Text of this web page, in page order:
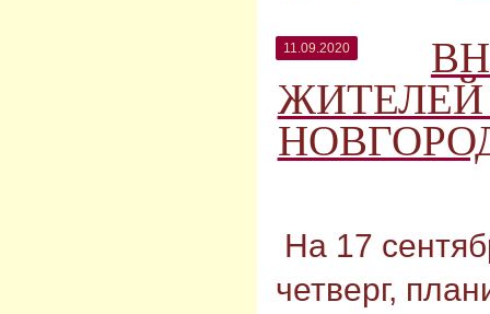
11.09.2020
На 17
четверг,